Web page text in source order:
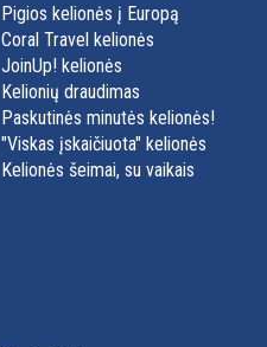
Pigios kelionės į Europą
Coral Travel kelionės
JoinUp! kelionės
Kelionių draudimas
Paskutinės minutės kelionės!
"Viskas įskaičiuota" kelionės
Kelionės šeimai, su vaikais